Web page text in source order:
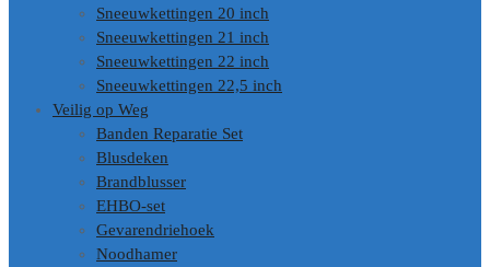
Sneeuwkettingen 20 inch
Sneeuwkettingen 21 inch
Sneeuwkettingen 22 inch
Sneeuwkettingen 22,5 inch
Veilig op Weg
Banden Reparatie Set
Blusdeken
Brandblusser
EHBO-set
Gevarendriehoek
Noodhamer